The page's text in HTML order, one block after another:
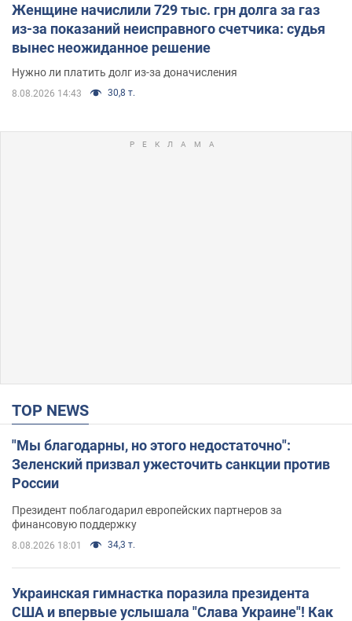
Женщине начислили 729 тыс. грн долга за газ
из-за показаний неисправного счетчика: судья
вынес неожиданное решение
Нужно ли платить долг из-за доначисления
8.08.2026 14:43 30,8 т.
TOP NEWS
"Мы благодарны, но этого недостаточно":
Зеленский призвал ужесточить санкции против
России
Президент поблагодарил европейских партнеров за
финансовую поддержку
8.08.2026 18:01 34,3 т.
Украинская гимнастка поразила президента
США и впервые услышала "Слава Украине"! Как